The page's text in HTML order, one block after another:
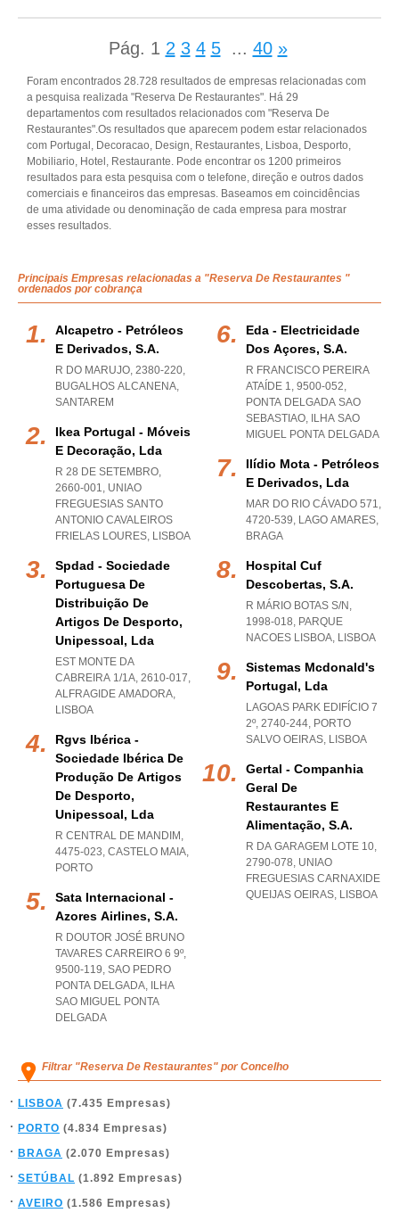
Pág. 1 2 3 4 5 ... 40 »
Foram encontrados 28.728 resultados de empresas relacionadas com
a pesquisa realizada "Reserva De Restaurantes". Há 29
departamentos com resultados relacionados com "Reserva De
Restaurantes".Os resultados que aparecem podem estar relacionados
com Portugal, Decoracao, Design, Restaurantes, Lisboa, Desporto,
Mobiliario, Hotel, Restaurante. Pode encontrar os 1200 primeiros
resultados para esta pesquisa com o telefone, direção e outros dados
comerciais e financeiros das empresas. Baseamos em coincidências
de uma atividade ou denominação de cada empresa para mostrar
esses resultados.
Principais Empresas relacionadas a "Reserva De Restaurantes "
ordenados por cobrança
Alcapetro - Petróleos
E Derivados, S.a.
R DO MARUJO, 2380-220,
BUGALHOS ALCANENA,
SANTAREM
Ikea Portugal - Móveis
E Decoração, Lda
R 28 DE SETEMBRO,
2660-001, UNIAO
FREGUESIAS SANTO
ANTONIO CAVALEIROS
FRIELAS LOURES, LISBOA
Spdad - Sociedade
Portuguesa De
Distribuição De
Artigos De Desporto,
Unipessoal, Lda
EST MONTE DA
CABREIRA 1/1A, 2610-017,
ALFRAGIDE AMADORA,
LISBOA
Rgvs Ibérica -
Sociedade Ibérica De
Produção De Artigos
De Desporto,
Unipessoal, Lda
R CENTRAL DE MANDIM,
4475-023, CASTELO MAIA,
PORTO
Sata Internacional -
Azores Airlines, S.a.
R DOUTOR JOSÉ BRUNO
TAVARES CARREIRO 6 9º,
9500-119, SAO PEDRO
PONTA DELGADA, ILHA
SAO MIGUEL PONTA
DELGADA
Eda - Electricidade
Dos Açores, S.a.
R FRANCISCO PEREIRA
ATAÍDE 1, 9500-052,
PONTA DELGADA SAO
SEBASTIAO, ILHA SAO
MIGUEL PONTA DELGADA
Ilídio Mota - Petróleos
E Derivados, Lda
MAR DO RIO CÁVADO 571,
4720-539, LAGO AMARES,
BRAGA
Hospital Cuf
Descobertas, S.a.
R MÁRIO BOTAS S/N,
1998-018, PARQUE
NACOES LISBOA, LISBOA
Sistemas Mcdonald's
Portugal, Lda
LAGOAS PARK EDIFÍCIO 7
2º, 2740-244, PORTO
SALVO OEIRAS, LISBOA
Gertal - Companhia
Geral De
Restaurantes E
Alimentação, S.a.
R DA GARAGEM LOTE 10,
2790-078, UNIAO
FREGUESIAS CARNAXIDE
QUEIJAS OEIRAS, LISBOA
Filtrar "Reserva De Restaurantes" por Concelho
LISBOA (7.435 Empresas)
PORTO (4.834 Empresas)
BRAGA (2.070 Empresas)
SETÚBAL (1.892 Empresas)
AVEIRO (1.586 Empresas)